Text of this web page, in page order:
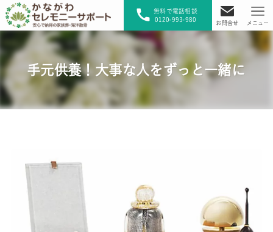
無料で電話相談
0120-993-980
お問合せ メニュー
手元供養！大事な人をずっと一緒に